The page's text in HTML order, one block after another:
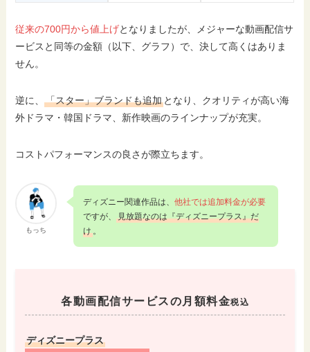
従来の700円から値上げとなりましたが、メジャーな動画配信サ
ービスと同等の金額（以下、グラフ）で、決して高くはありま
せん。
逆に、「スター」ブランドも追加 となり、クオリティが高い海
外ドラマ・韓国ドラマ、新作映画のラインナップが充実。
コストパフォーマンスの良さが際立ちます。
もっち
ディズニー関連作品は、 他社では追加料金が必要
ですが、
見放題なのは『ディズニープラス』だ
け。
各動画配信サービスの月額料金税込
ディズニープラス